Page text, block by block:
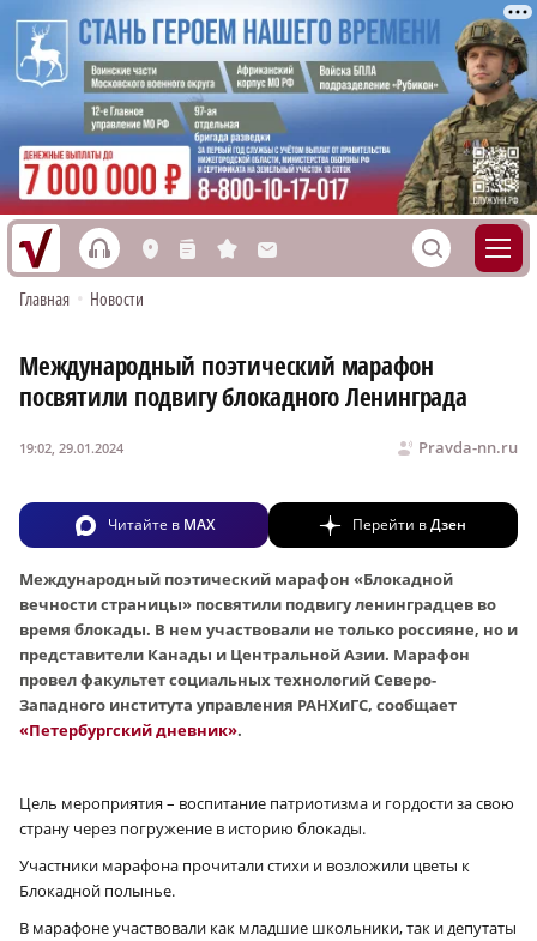
h L n s M S
Главная • Новости
Международный поэтический марафон
посвятили подвигу блокадного Ленинграда
Pravda-nn.ru
19:02, 29.01.2024
Читайте в MAX Перейти вДзен
Международный поэтический марафон «Блокадной
вечности страницы» посвятили подвигу ленинградцев во
время блокады. В нем участвовали не только россияне, но и
представители Канады и Центральной Азии. Марафон
провел факультет социальных технологий Северо-
Западного института управления РАНХиГС, сообщает
«Петербургский дневник».
Цель мероприятия – воспитание патриотизма и гордости за свою
страну через погружение в историю блокады.
Участники марафона прочитали стихи и возложили цветы к
Блокадной полынье.
В марафоне участвовали как младшие школьники, так и депутаты